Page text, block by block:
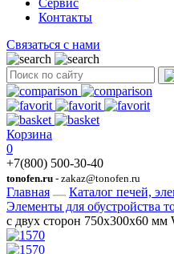
Сервис
Контакты
Связаться с нами
Корзина
0
+7(800) 500-30-40
tonofen.ru - zakaz@tonofen.ru
Главная
Каталог печей,
Элементы для обустройства
с двух сторон 750x300x60 мм